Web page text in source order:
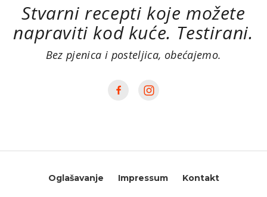
Stvarni recepti koje možete
napraviti kod kuće. Testirani.
Bez pjenica i posteljica, obećajemo.
Oglašavanje Impressum Kontakt